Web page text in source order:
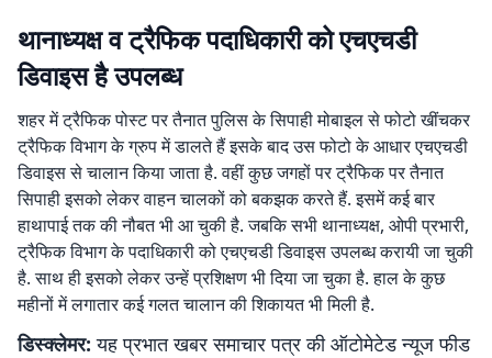
थानाध्यक्ष व ट्रैफिक पदाधिकारी को एचएचडी
डिवाइस है उपलब्ध
शहर में ट्रैफिक पोस्ट पर तैनात पुलिस के सिपाही मोबाइल से फोटो खींचकर
ट्रैफिक विभाग के ग्रुप में डालते हैं इसके बाद उस फोटो के आधार एचएचडी
डिवाइस से चालान किया जाता है. वहीं कुछ जगहों पर ट्रैफिक पर तैनात
सिपाही इसको लेकर वाहन चालकों को बकझक करते हैं. इसमें कई बार
हाथापाई तक की नौबत भी आ चुकी है. जबकि सभी थानाध्यक्ष, ओपी प्रभारी,
ट्रैफिक विभाग के पदाधिकारी को एचएचडी डिवाइस उपलब्ध करायी जा चुकी
है. साथ ही इसको लेकर उन्हें प्रशिक्षण भी दिया जा चुका है. हाल के कुछ
महीनों में लगातार कई गलत चालान की शिकायत भी मिली है.
डिस्क्लेमर: यह प्रभात खबर समाचार पत्र की ऑटोमेटेड न्यूज फीड